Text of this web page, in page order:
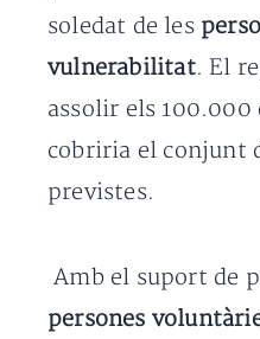
soledat de les
vulnerabilitat. El
assolir els 100.000
cobriria el conjunt
previstes.
Amb el suport de
persones